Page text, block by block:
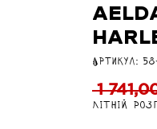
Артикул:
1
Літній